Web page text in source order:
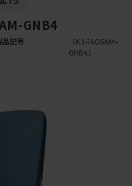
GNB4
品記号
（KJ-140SAM-
GNB4）